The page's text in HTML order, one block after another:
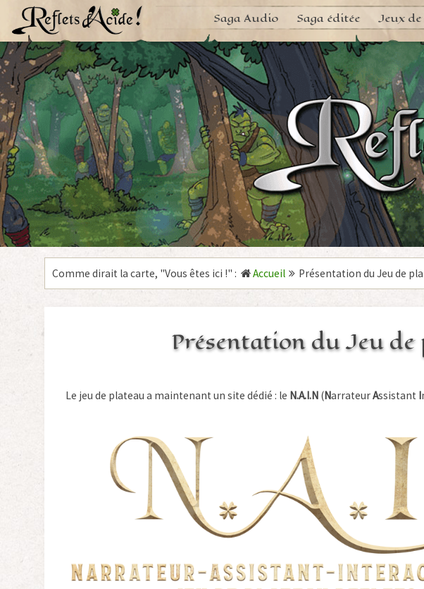
Aller
au
contenu
Saga Audio Saga éditée Jeux
Comme dirait la carte, "Vous êtes ici !" : Accueil Présentation du Jeu de
Présentation du Jeu de
Le jeu de plateau a maintenant un site dédié : le N.A.I.N (NarrateurAssistant I